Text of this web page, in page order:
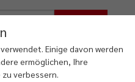
Einige davon werden
ermöglichen, Ihre
verbessern.